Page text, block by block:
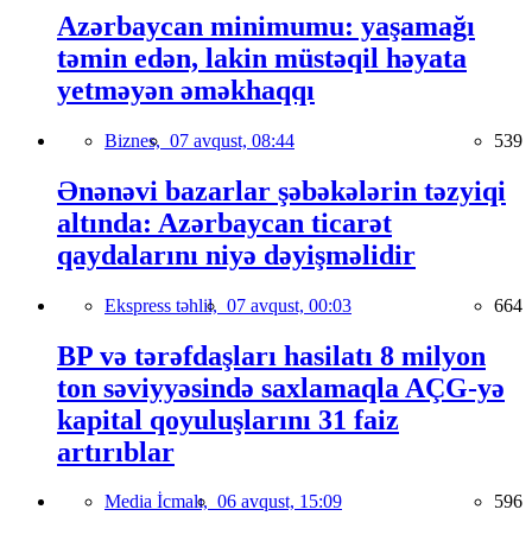
Azərbaycan minimumu: yaşamağı
təmin edən, lakin müstəqil həyata
yetməyən əməkhaqqı
Biznes, 07 avqust, 08:44 539
Ənənəvi bazarlar şəbəkələrin təzyiqi
altında: Azərbaycan ticarət
qaydalarını niyə dəyişməlidir
Ekspress təhlil, 07 avqust, 00:03 664
BP və tərəfdaşları hasilatı 8 milyon
ton səviyyəsində saxlamaqla AÇG-yə
kapital qoyuluşlarını 31 faiz
artırıblar
Media İcmalı, 06 avqust, 15:09 596